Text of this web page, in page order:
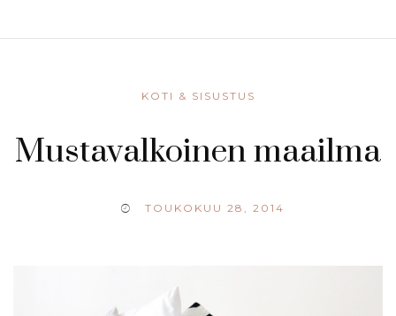
KOTI & SISUSTUS
Mustavalkoinen maailma
TOUKOKUU 28, 2014